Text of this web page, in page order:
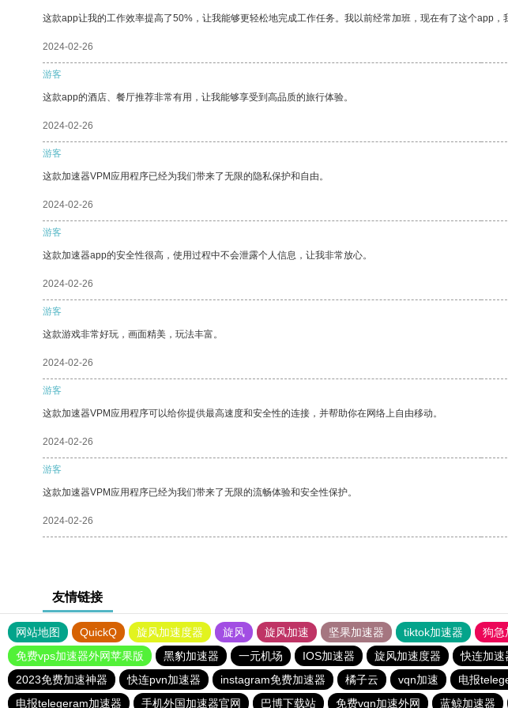
这款app让我的工作效率提高了50%，让我能够更轻松地完成工作任务。我以前经常加班，现在有了这个app，
2024-02-26
游客
这款app的酒店、餐厅推荐非常有用，让我能够享受到高品质的旅行体验。
2024-02-26
游客
这款加速器VPM应用程序已经为我们带来了无限的隐私保护和自由。
2024-02-26
游客
这款加速器app的安全性很高，使用过程中不会泄露个人信息，让我非常放心。
2024-02-26
游客
这款游戏非常好玩，画面精美，玩法丰富。
2024-02-26
游客
这款加速器VPM应用程序可以给你提供最高速度和安全性的连接，并帮助你在网络上自由移动。
2024-02-26
游客
这款加速器VPM应用程序已经为我们带来了无限的流畅体验和安全性保护。
2024-02-26
友情链接
网站地图 QuickQ 旋风加速度器 旋风 旋风加速 坚果加速器 tiktok加速器 狗急
免费vps加速器外网苹果版
黑豹加速器 一元机场 IOS加速器 旋风加速度器 快连加速
2023免费加速神器
快连pvn加速器 instagram免费加速器 橘子云 vqn加速 电报
电报telegeram加速器
手机外国加速器官网 巴博下载站 免费vqn加速外网 蓝鲸加速器